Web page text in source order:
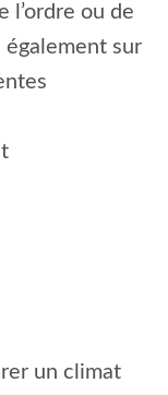
l’ordre ou de
également sur
un climat